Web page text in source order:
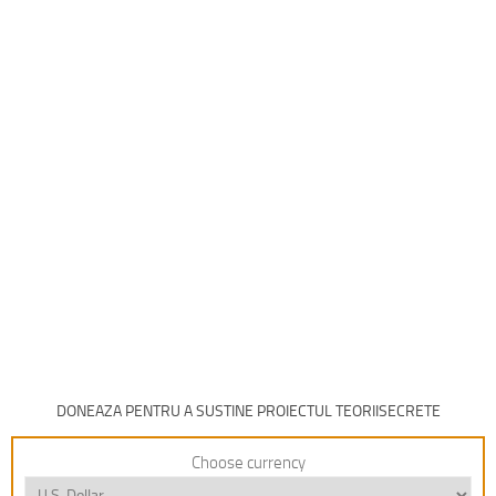
DONEAZA PENTRU A SUSTINE PROIECTUL TEORIISECRETE
Choose currency